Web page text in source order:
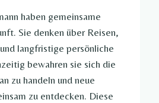
haben gemeinsame
Sie denken über Reisen,
langfristige persönliche
bewahren sie sich die
zu handeln und neue
zu entdecken. Diese